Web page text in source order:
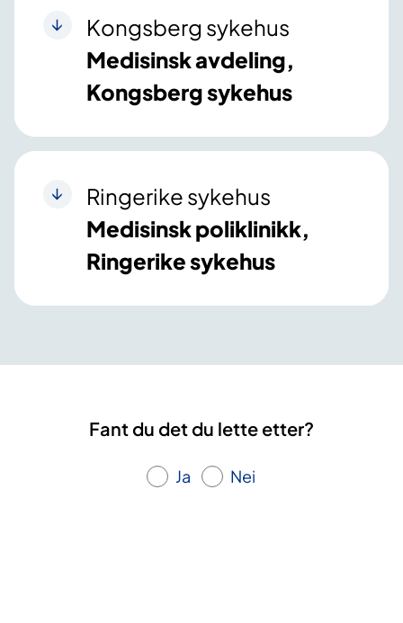
Kongsberg sykehus
Medisinsk avdeling,
Kongsberg sykehus
Ringerike sykehus
Medisinsk poliklinikk,
Ringerike sykehus
Fant du det du lette etter?
Ja Nei